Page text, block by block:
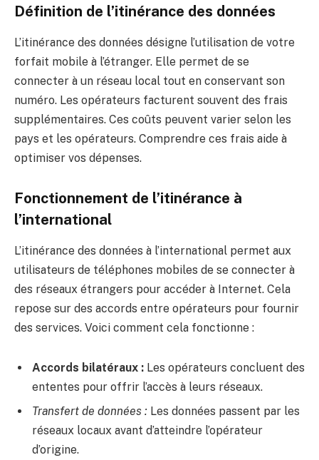
Définition de l’itinérance des données
L’itinérance des données désigne l’utilisation de votre
forfait mobile à l’étranger. Elle permet de se
connecter à un réseau local tout en conservant son
numéro. Les opérateurs facturent souvent des frais
supplémentaires. Ces coûts peuvent varier selon les
pays et les opérateurs. Comprendre ces frais aide à
optimiser vos dépenses.
Fonctionnement de l’itinérance à
l’international
L’itinérance des données à l’international permet aux
utilisateurs de téléphones mobiles de se connecter à
des réseaux étrangers pour accéder à Internet. Cela
repose sur des accords entre opérateurs pour fournir
des services. Voici comment cela fonctionne :
Accords bilatéraux : Les opérateurs concluent des
ententes pour offrir l’accès à leurs réseaux.
Transfert de données : Les données passent par les
réseaux locaux avant d’atteindre l’opérateur
d’origine.